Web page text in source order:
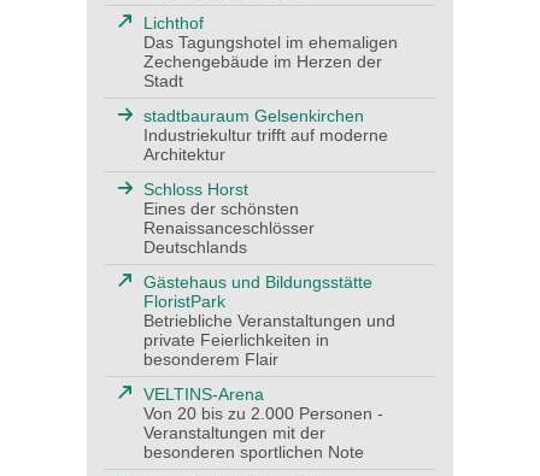
Lichthof
Das Tagungshotel im ehemaligen
Zechengebäude im Herzen der
Stadt
stadtbauraum Gelsenkirchen
Industriekultur trifft auf moderne
Architektur
Schloss Horst
Eines der schönsten
Renaissanceschlösser
Deutschlands
Gästehaus und Bildungsstätte
FloristPark
Betriebliche Veranstaltungen und
private Feierlichkeiten in
besonderem Flair
VELTINS-Arena
Von 20 bis zu 2.000 Personen -
Veranstaltungen mit der
besonderen sportlichen Note